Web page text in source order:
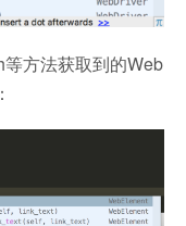
方法获取到的Web